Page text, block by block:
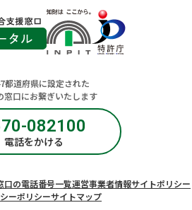
都道府県に設定された
窓口にお繋ぎいたします
082100
電話をかける
口の電話番号一覧運営事業者情報サイトポリシー
ーポリシーサイトマップ